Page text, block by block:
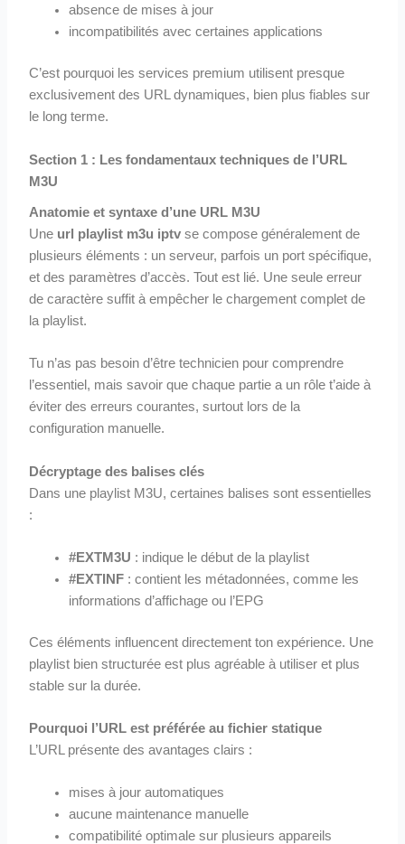
absence de mises à jour
incompatibilités avec certaines applications
C’est pourquoi les services premium utilisent presque
exclusivement des URL dynamiques, bien plus fiables sur
le long terme.
Section 1 : Les fondamentaux techniques de l’URL
M3U
Anatomie et syntaxe d’une URL M3U
Une url playlist m3u iptv se compose généralement de
plusieurs éléments : un serveur, parfois un port spécifique,
et des paramètres d’accès. Tout est lié. Une seule erreur
de caractère suffit à empêcher le chargement complet de
la playlist.
Tu n’as pas besoin d’être technicien pour comprendre
l’essentiel, mais savoir que chaque partie a un rôle t’aide à
éviter des erreurs courantes, surtout lors de la
configuration manuelle.
Décryptage des balises clés
Dans une playlist M3U, certaines balises sont essentielles
:
#EXTM3U : indique le début de la playlist
#EXTINF : contient les métadonnées, comme les
informations d’affichage ou l’EPG
Ces éléments influencent directement ton expérience. Une
playlist bien structurée est plus agréable à utiliser et plus
stable sur la durée.
Pourquoi l’URL est préférée au fichier statique
L’URL présente des avantages clairs :
mises à jour automatiques
aucune maintenance manuelle
compatibilité optimale sur plusieurs appareils